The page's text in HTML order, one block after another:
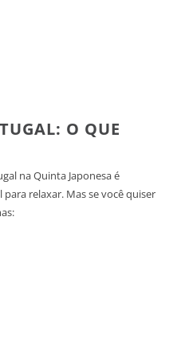
O QUE
na Quinta Japonesa é
relaxar. Mas se você quiser